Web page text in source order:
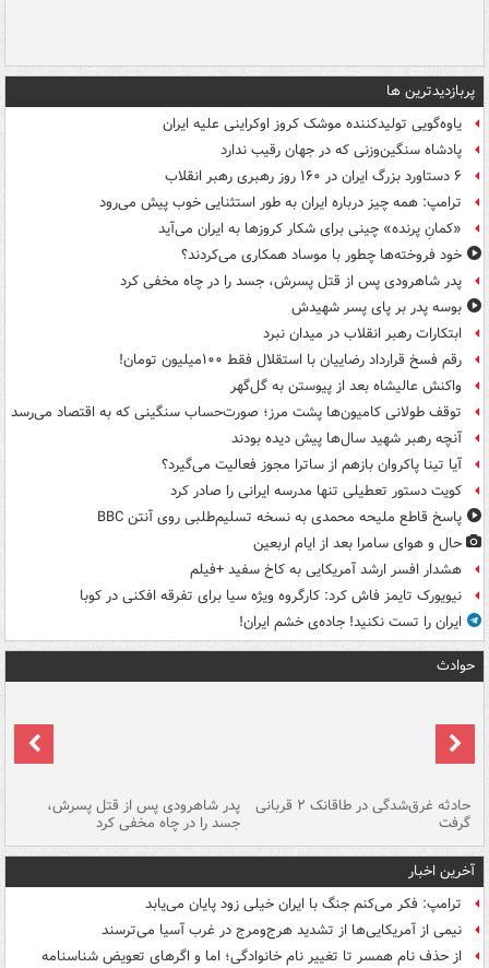
پربازدیدترین ها
یاوه‌گویی تولیدکننده موشک کروز اوکراینی علیه ایران
پادشاه سنگین‌وزنی که در جهان رقیب ندارد
۶ دستاورد بزرگ ایران در ۱۶۰ روز رهبری رهبر انقلاب
ترامپ: همه چیز درباره ایران به طور استثنایی خوب پیش می‌رود
«کمانِ پرنده» چینی برای شکار کروزها به ایران می‌آید
خود فروخته‌ها چطور با موساد همکاری می‌کردند؟
پدر شاهرودی پس از قتل پسرش، جسد را در چاه مخفی کرد
بوسه‌ پدر بر پای پسر شهیدش
ابتکارات رهبر انقلاب در میدان نبرد
رقم فسخ قرارداد رضاییان با استقلال فقط ۱۰۰میلیون تومان!
واکنش عالیشاه بعد از پیوستن به گل‌گهر
توقف طولانی کامیون‌ها پشت مرز؛ صورت‌حساب سنگینی که به اقتصاد می‌رسد
آنچه رهبر شهید سال‌ها پیش دیده بودند
آیا تینا پاکروان بازهم از ساترا مجوز فعالیت می‌گیرد؟
کویت دستور تعطیلی تنها مدرسه ایرانی را صادر کرد
پاسخ قاطع ملیحه محمدی به نسخه تسلیم‌طلبی روی آنتن BBC
حال و هوای سامرا بعد از ایام اربعین
هشدار افسر ارشد آمریکایی به کاخ سفید +فیلم
نیویورک تایمز فاش کرد: کارگروه ویژه سیا برای تفرقه افکنی در کوبا
ایران را تست نکنید! جاده‌ی خشم ایران!
حوادث
حادثه غرق‌شدگی در طاقانک ۲ قربانی
گرفت
پدر شاهرودی پس از قتل پسرش،
جسد را در چاه مخفی کرد
آخرین اخبار
ترامپ: فکر می‌کنم جنگ با ایران خیلی زود پایان می‌یابد
نیمی از آمریکایی‌ها از تشدید هرج‌ومرج در غرب آسیا می‌ترسند
از حذف نام همسر تا تغییر نام خانوادگی؛ اما و اگرهای تعویض شناسنامه